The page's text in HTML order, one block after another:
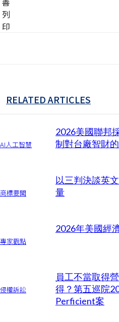
RELATED ARTICLES
AI人工智慧
2026美國聯邦
制對台廠智財
商標要聞
以三判決談英
量
專家觀點
2026年美國經
侵權訴訟
員工不當取得
得？第五巡院
Perficient案